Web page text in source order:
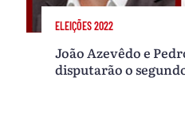
ELEIÇÕES 2022
João Azevêdo e
disputarão o